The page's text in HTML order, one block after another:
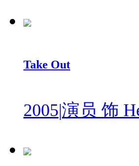
Take Out
2005|演员 饰